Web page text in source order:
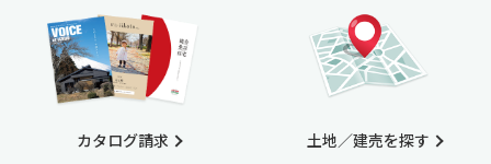
カタログ請求 土地／建売を探す